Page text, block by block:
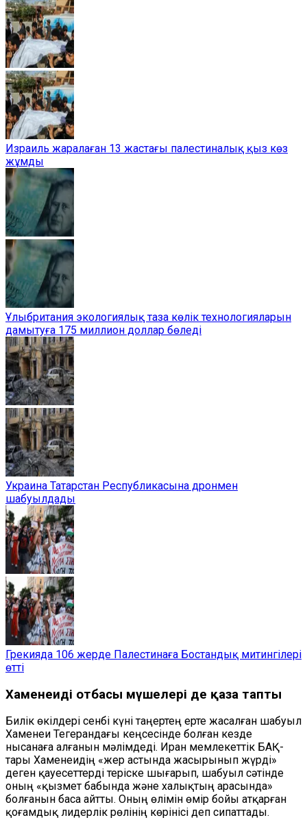
Израиль жаралаған 13 жастағы палестиналық қыз көз
жұмды
Ұлыбритания экологиялық таза көлік технологияларын
дамытуға 175 миллион доллар бөледі
Украина Татарстан Республикасына дронмен
шабуылдады
Грекияда 106 жерде Палестинаға Бостандық митингілері
өтті
Хаменеидің отбасы мүшелері де қаза тапты
Билік өкілдері сенбі күні таңертең ерте жасалған шабуыл
Хаменеи Тегерандағы кеңсесінде болған кезде
нысанаға алғанын мәлімдеді. Иран мемлекеттік БАҚ-
тары Хаменеидің «жер астында жасырынып жүрді»
деген қауесеттерді теріске шығарып, шабуыл сәтінде
оның «қызмет бабында және халықтың арасында»
болғанын баса айтты. Оның өлімін өмір бойы атқарған
қоғамдық лидерлік рөлінің көрінісі деп сипаттады.